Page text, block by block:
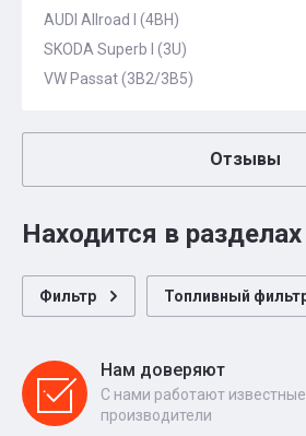
AUDI Allroad I (4BH)
SKODA Superb I (3U)
VW Passat (3B2/3B5)
Отзывы
Находится в разделах
Фильтр Топливный
Нам доверяют
С нами работают
производители